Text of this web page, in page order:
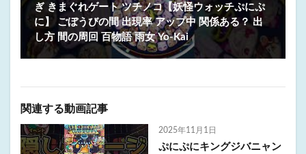
ぎ きまぐれゲート ツチノコ【妖怪ウォッチぷにぷ
に】 ごぼうびの間 出現率 アップ中 関係ある？ 出
し方 間の周回 百物語 雨女 Yo-Kai
関連する動画記事
2025年11月1日
ぷにぷにキングジバニャン